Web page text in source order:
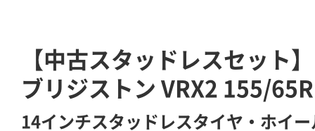
【中古スタッドレスセット
ブリジストン VRX2 155/
14インチスタッドレスタイヤ・ホイ